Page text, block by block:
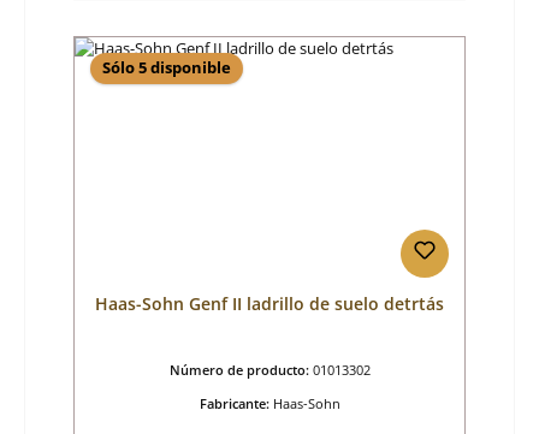
Sólo 5 disponible
Haas-Sohn Genf II ladrillo de suelo detrtás
Número de producto: 01013302
Fabricante: Haas-Sohn